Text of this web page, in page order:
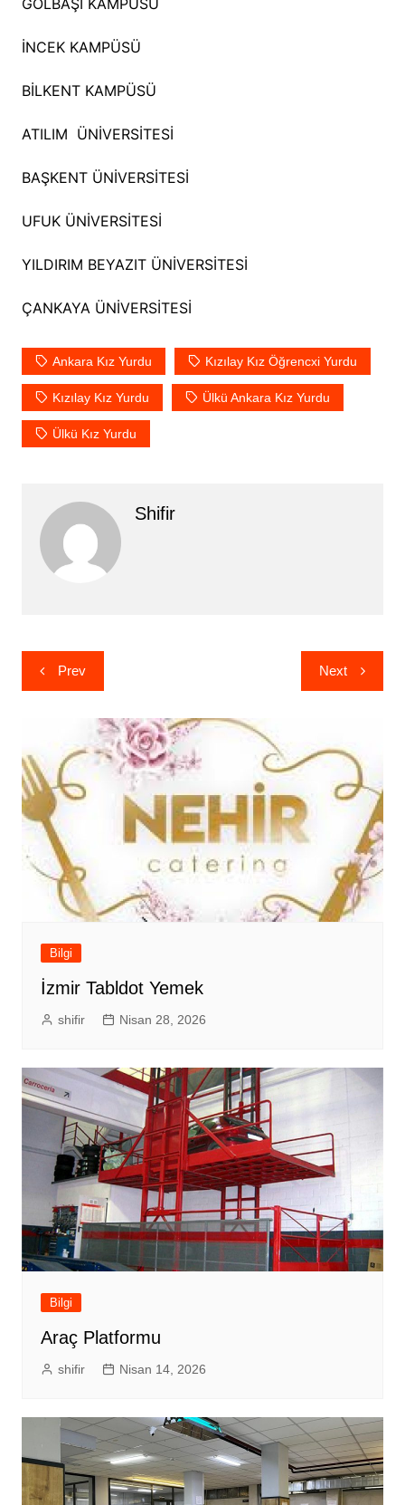
İNCEK KAMPÜSÜ
BİLKENT KAMPÜSÜ
ATILIM ÜNİVERSİTESİ
BAŞKENT ÜNİVERSİTESİ
UFUK ÜNİVERSİTESİ
YILDIRIM BEYAZIT ÜNİVERSİTESİ
ÇANKAYA ÜNİVERSİTESİ
Ankara Kız Yurdu Kızılay Kız Öğrencxi Yurdu
Kızılay Kız Yurdu Ülkü Ankara Kız Yurdu
Ülkü Kız Yurdu
Shifir
Yazı
gezinmesi
Prev Next
Bilgi
İzmir Tabldot Yemek
shifir Nisan 28, 2026
Bilgi
Araç Platformu
shifir Nisan 14, 2026